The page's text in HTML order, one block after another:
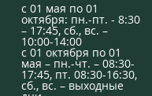
с 01 мая по 01
октября: пн.-пт. - 8:30
– 17:45, сб., вс. –
10:00-14:00
с 01 октября по 01
мая – пн.-чт. – 08:30-
17:45, пт. 08:30-16:30,
сб., вс. – выходные